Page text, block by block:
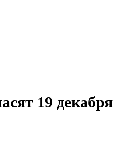
19 декабря